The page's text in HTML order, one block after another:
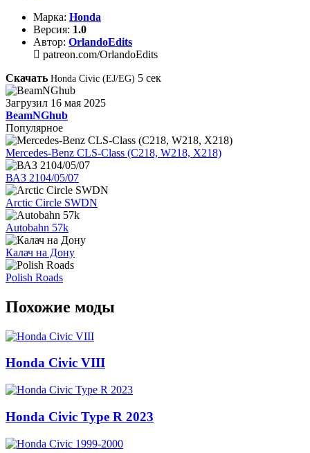
Марка: Honda
Версия: 1.0
Автор: OrlandoEdits
patreon.com/OrlandoEdits
Скачать Honda Civic (EJ/EG) 5 сек
Загрузил 16 мая 2025
BeamNGhub
Популярное
Mercedes-Benz CLS-Class (C218, W218, X218)
ВАЗ 2104/05/07
Arctic Circle SWDN
Autobahn 57k
Калач на Дону
Polish Roads
Похожие моды
Honda Civic VIII
Honda Civic Type R 2023